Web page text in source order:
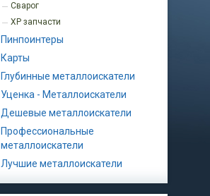
Сварог
XP запчасти
Пинпоинтеры
Карты
Глубинные металлоискатели
Уценка - Металлоискатели
Дешевые металлоискатели
Профессиональные
металлоискатели
Лучшие металлоискатели